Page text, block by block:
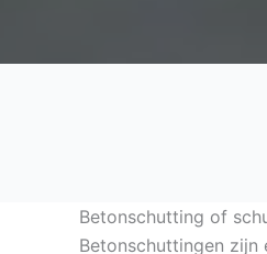
Betonschutting of
Betonschuttingen